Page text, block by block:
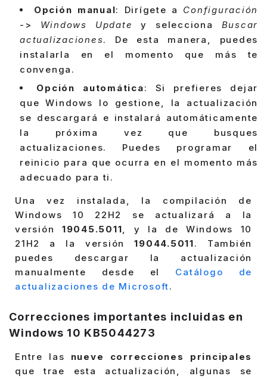
Opción manual: Dirígete a Configuración
-> Windows Update y selecciona Buscar
actualizaciones. De esta manera, puedes
instalarla en el momento que más te
convenga.
Opción automática: Si prefieres dejar
que Windows lo gestione, la actualización
se descargará e instalará automáticamente
la próxima vez que busques
actualizaciones. Puedes programar el
reinicio para que ocurra en el momento más
adecuado para ti.
Una vez instalada, la compilación de
Windows 10 22H2 se actualizará a la
versión 19045.5011 , y la de Windows 10
21H2 a la versión19044.5011. También
puedes descargar la actualización
manualmente desde el Catálogo de
actualizaciones de Microsoft.
Correcciones importantes incluidas en
Windows 10 KB5044273
Entre las nueve correcciones principales
que trae esta actualización, algunas se